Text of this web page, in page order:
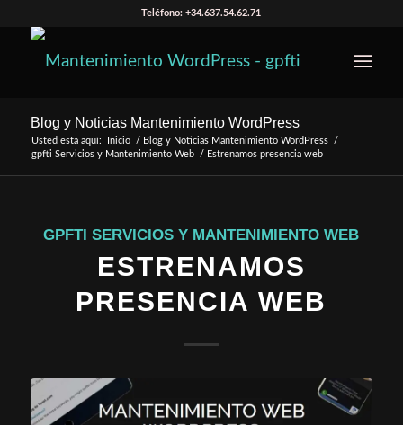
Teléfono: +34.637.54.62.71
Blog y Noticias Mantenimiento WordPress
Usted está aquí: Inicio / Blog y Noticias Mantenimiento WordPress
/
gpfti Servicios y Mantenimiento Web
/ Estrenamos presencia web
GPFTI SERVICIOS Y MANTENIMIENTO WEB
ESTRENAMOS
PRESENCIA WEB